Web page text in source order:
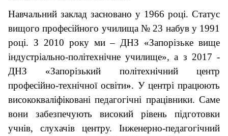
Навчальний заклад засновано у 1966 році. Статус
вищого професійного училища № 23 набув у 1991
році. З 2010 року ми – ДНЗ «Запорізьке вище
індустріально-політехнічне училище», а з 2017 -
ДНЗ «Запорізький політехнічний центр
професійно-технічної освіти». У центрі працюють
висококваліфіковані педагогічні працівники. Саме
вони забезпечують високий рівень підготовки
учнів, слухачів центру. Інженерно-педагогічний